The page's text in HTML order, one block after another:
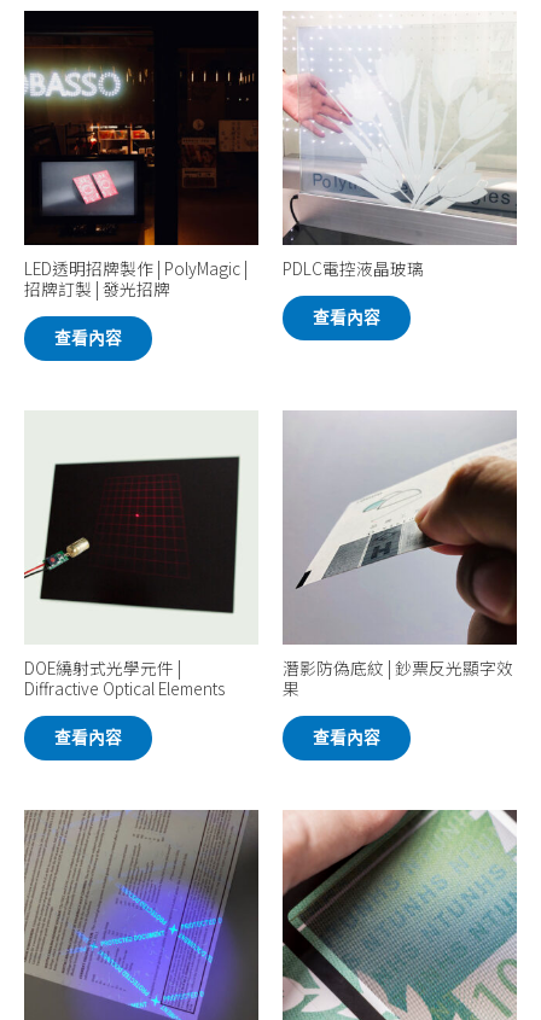
LED透明招牌製作 | PolyMagic |
招牌訂製 | 發光招牌
查看內容
PDLC電控液晶玻璃
查看內容
DOE繞射式光學元件 |
Diffractive Optical Elements
查看內容
潛影防偽底紋 | 鈔票反光顯字效
果
查看內容